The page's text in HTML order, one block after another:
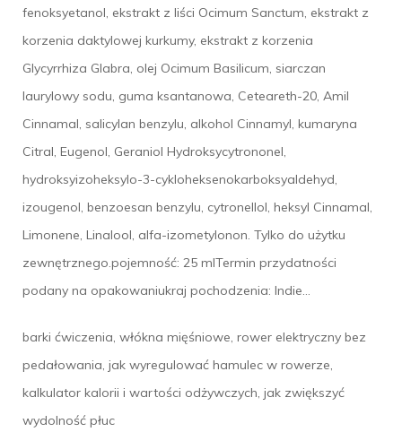
fenoksyetanol, ekstrakt z liści Ocimum Sanctum, ekstrakt z
korzenia daktylowej kurkumy, ekstrakt z korzenia
Glycyrrhiza Glabra, olej Ocimum Basilicum, siarczan
laurylowy sodu, guma ksantanowa, Ceteareth-20, Amil
Cinnamal, salicylan benzylu, alkohol Cinnamyl, kumaryna
Citral, Eugenol, Geraniol Hydroksycytrononel,
hydroksyizoheksylo-3-cykloheksenokarboksyaldehyd,
izougenol, benzoesan benzylu, cytronellol, heksyl Cinnamal,
Limonene, Linalool, alfa-izometylonon. Tylko do użytku
zewnętrznego.pojemność: 25 mlTermin przydatności
podany na opakowaniukraj pochodzenia: Indie…
barki ćwiczenia, włókna mięśniowe, rower elektryczny bez
pedałowania, jak wyregulować hamulec w rowerze,
kalkulator kalorii i wartości odżywczych, jak zwiększyć
wydolność płuc